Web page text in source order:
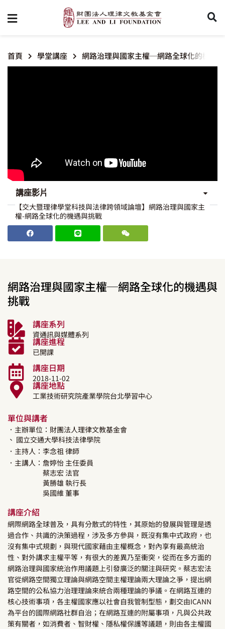
首頁 學堂講座 網路治理與國家主權─網路全球化的機遇
講座影片
【交大暨理律學堂科技與法律跨領域論壇】網路治理與國家主
權-網路全球化的機遇與挑戰
網路治理與國家主權─網路全球化的機遇與
挑戰
講座系列
資通訊與媒體系列
講座進程
已開課
講座日期
2018-11-02
講座地點
工業技術研究院產業學院台北學習中心
單位與講者
．主辦單位：財團法人理律文教基金會
、 國立交通大學科技法律學院
．主持人： 李念祖律師
．主講人： 詹婷怡 主任委員
蔡志宏法官
黃勝雄執行長
吳國維董事
講座介紹
網際網路全球普及，具有分散式的特性，其原始的發展與管理是透
過合作、共識的決策過程，涉及多方參與，既沒有集中式政府，也
沒有集中式規劃，與現代國家藉由主權概念，對內享有最高統治
性、對外講求主權平等，有很大的差異乃至衝突，從而在多方面的
網路治理與國家統治作用議題上引發廣泛的關注與研究。蔡志宏法
官從網路空間獨立理論與網路空間主權理論兩大理論之爭，提出網
路空間的公私協力治理理論來統合兩種理論的爭議。在網路互連的
核心技術事項，各主權國家應以社會自我管制型態，劃交由ICANN
為平台的國際網路社群自治；在網路互連的附屬事項，凡與公共政
策有關者，如消費者、智財權、隱私權保護等議題，則由各主權國